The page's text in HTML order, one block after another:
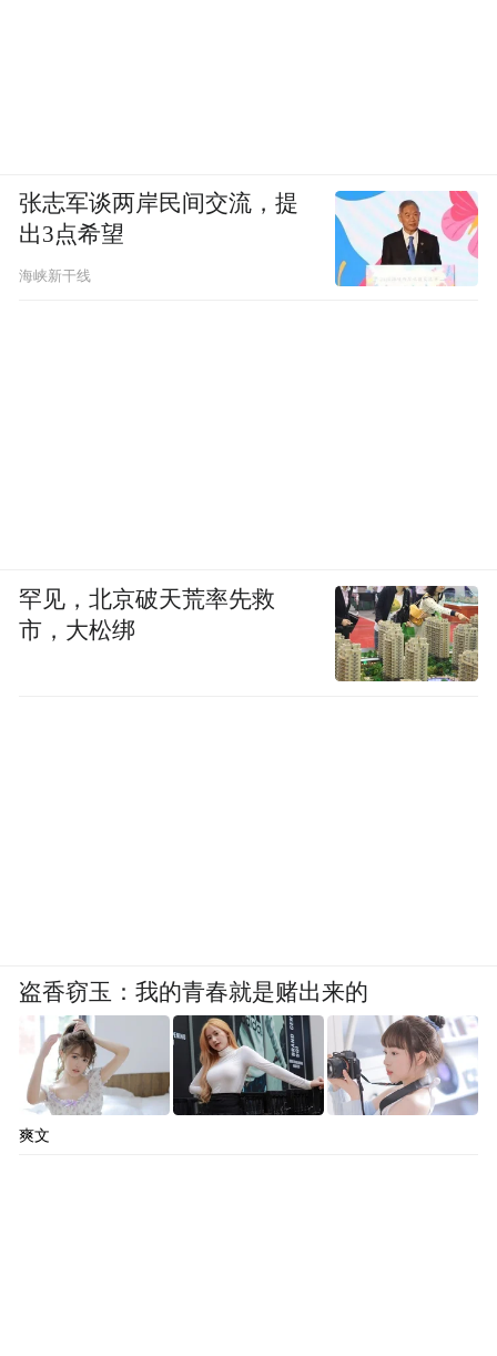
张志军谈两岸民间交流，提
出3点希望
海峡新干线
罕见，北京破天荒率先救
市，大松绑
盗香窃玉：我的青春就是赌出来的
爽文